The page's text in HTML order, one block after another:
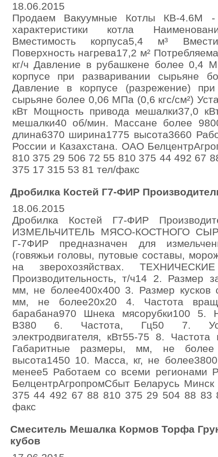
18.06.2015
Продаем Вакуумные Котлы КВ-4.6М
характеристики котла
Вместимость корпуса5,4 м³
Поверхность нагрева17,2 м²
кг/ч Давление в рубашкене более 0,4
корпусе при разваривании сырьяне
Давление в корпусе (разрежение)
сырьяне более 0,06 МПа (0,6 кгс/см²)
кВт Мощность привода мешалки37,0
мешалки40 об/мин. Массане более
длина6370 ширина1775 высота3660
России и Казахстана. ОАО
810 375 29 506 72 55 810 375 44 492 67
375 17 315 53 81 тел/факс
Дробилка Костей Г7-ФИР
18.06.2015
Дробилка Костей Г7-ФИР
ИЗМЕЛЬЧИТЕЛЬ МЯСО-КОСТНОГО
Г-7ФИР предназначен для
(говяжьи головы, путовые составы,
на зверохозяйствах.
Производительность, т/ч14 2. Размер
мм, не более400х400 3. Размер кусков
мм, не более20х20 4. Частота
барабана970 Шнека мясорубки100 5.
В380 6. Частота, Гц50 7.
электродвигателя, кВт55-75 8.
Габаритные размеры, мм, не более
высота1450 10. Масса, кг, не
менее5 Работаем со всеми регионами
БелцентрАгропромСбыт Беларусь
375 44 492 67 88 810 375 29 504 88 83
факс
Смеситель Мешалка Кормов Торфа
кубов